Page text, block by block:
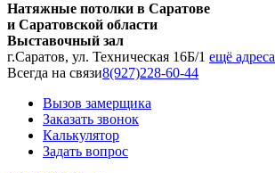
Натяжные потолки в Саратове
и Саратовской области
Выставочный зал
г.Саратов, ул. Техническая 16Б/1 ещё адреса
Всегда на связи8(927)228-60-44
Вызов замерщика
Заказать звонок
Калькулятор
Задать вопрос